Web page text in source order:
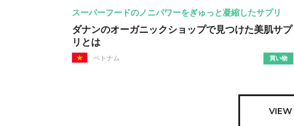
スーパーフードのノニパワーをぎゅっと凝縮したサプリ
ダナンのオーガニックショップで見つけた美肌サプ
リとは
ベトナム 買い物
VIEW